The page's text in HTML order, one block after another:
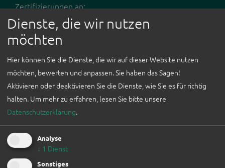
WEFAIR LINZ
2026
FÜR
UNTERNEHMEN
WORKSHOPS
Zertifizierungen an:
Vegetarisch, Vegan, Besonderes, Österreichisch
brotsüchtig – Wir backen richtiges Brot Bei brotsüchtig
gibt es keine Backmischungen oder Zusatzstoffe. Es
werden nur qualitativ hochwertige, natürliche und
biologische Rohstoffe, die zum allergrößten Teil auch
regional und direkt von den Produzent:innen bezogen
werden, verarbeitet. Alle Zutaten werden von Hand
Dienste, die wir nutzen
möchten
Hier können Sie die Dienste, die wir auf dieser Website nutzen
möchten, bewerten und anpassen. Sie haben das Sagen!
Aktivieren oder deaktivieren Sie die Dienste, wie Sie es für richtig
halten. Um mehr zu erfahren, lesen Sie bitte unsere
Datenschutzerklärung.
Analyse
↓ 1 Dienst
Sonstiges